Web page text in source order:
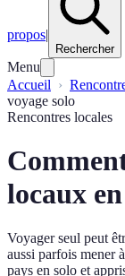
propos|
Rechercher
Menu
Accueil
voyage solo
Rencontres locales
locaux
Voyager seul peut
aussi parfois mener
pays en solo et